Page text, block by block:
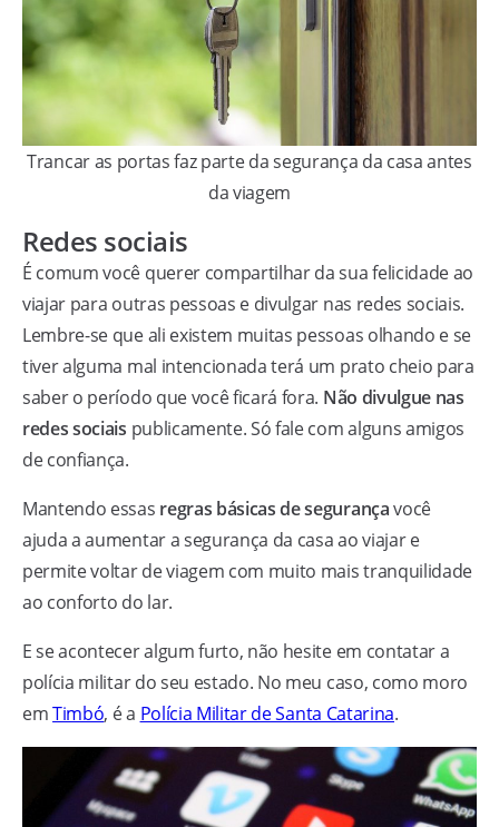
Trancar as portas faz parte da segurança da casa antes
da viagem
Redes sociais
É comum você querer compartilhar da sua felicidade ao
viajar para outras pessoas e divulgar nas redes sociais.
Lembre-se que ali existem muitas pessoas olhando e se
tiver alguma mal intencionada terá um prato cheio para
saber o período que você ficará fora. Não divulgue nas
redes sociais publicamente. Só fale com alguns amigos
de confiança.
Mantendo essas regras básicas de segurançavocê
ajuda a aumentar a segurança da casa ao viajar e
permite voltar de viagem com muito mais tranquilidade
ao conforto do lar.
E se acontecer algum furto, não hesite em contatar a
polícia militar do seu estado. No meu caso, como moro
emTimbó, é a Polícia Militar de Santa Catarina.